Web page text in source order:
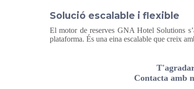
Solució escalable i flexible
El motor de reserves GNA Hotel Solutions
plataforma. És una eina escalable que creix
Contacta amb